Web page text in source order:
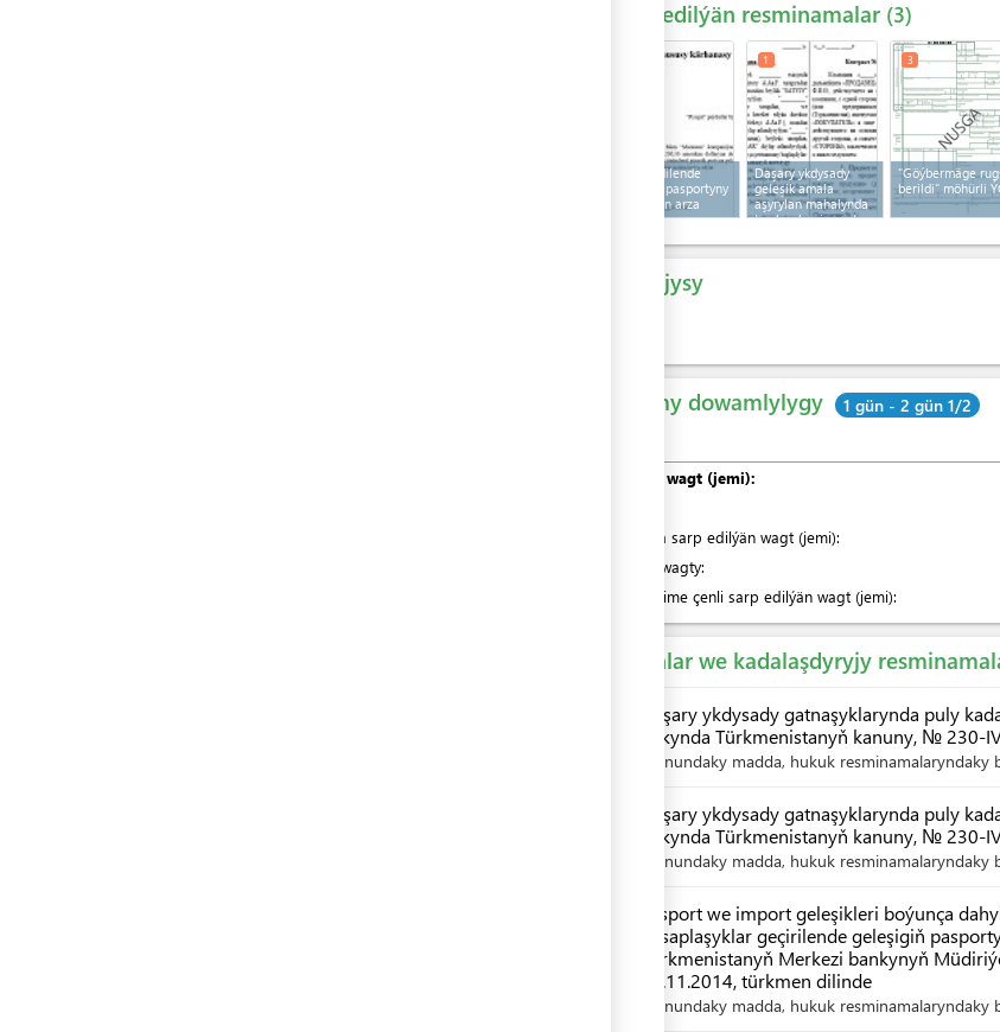
Talap edilýän resminamalar 3
Import edilende
geleşigiň pasportyny
almak üçin arza
Daşary ykdysady
geleşik amala
aşyrylan mahalynda
baglaşylan import
1
"Göýbermäge
berildi" möhürli
3
Çykdajysy
Umumy dowamlylygy 1 gün - 2 gün 1/2
Umumy wagt (jemi):
Nobatda sarp edilýän wagt (jemi):
Hyzmat wagty:
Indiki ädime çenli sarp edilýän wagt (jemi):
Kanunlar we kadalaşdyryjy
Daşary ykdysady gatnaşyklarynda puly
hakynda Türkmenistanyň kanuny, № 230-
Kanundaky madda, hukuk
Daşary ykdysady gatnaşyklarynda puly
hakynda Türkmenistanyň kanuny, № 230-
Kanundaky madda, hukuk
Eksport we import geleşikleri boýunça
hasaplaşyklar geçirilende geleşigiň
Türkmenistanyň Merkezi bankynyň
24.11.2014, türkmen dilinde
Kanundaky madda, hukuk